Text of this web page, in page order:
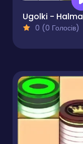
Ugolki - Halma
0 (0 Голосів)